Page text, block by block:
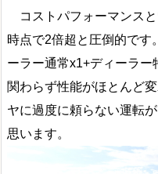
コストパフォーマンス
時点で2倍超と圧倒的です
ーラー通常x1+ディーラ
関わらず性能がほとんど
ヤに過度に頼らない運転
思います。